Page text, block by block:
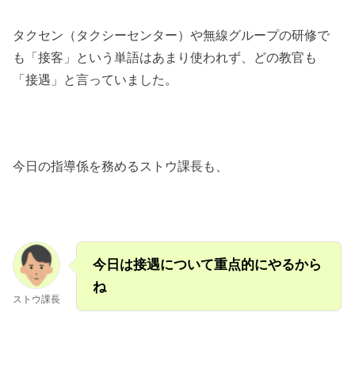
タクセン（タクシーセンター）や無線グループの研修で
も「接客」という単語はあまり使われず、どの教官も
「接遇」と言っていました。
今日の指導係を務めるストウ課長も、
ストウ課長
今日は接遇について重点的にやるから
ね